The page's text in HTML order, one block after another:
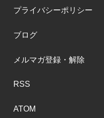
プライバシーポリシー
ブログ
メルマガ登録・解除
RSS
ATOM